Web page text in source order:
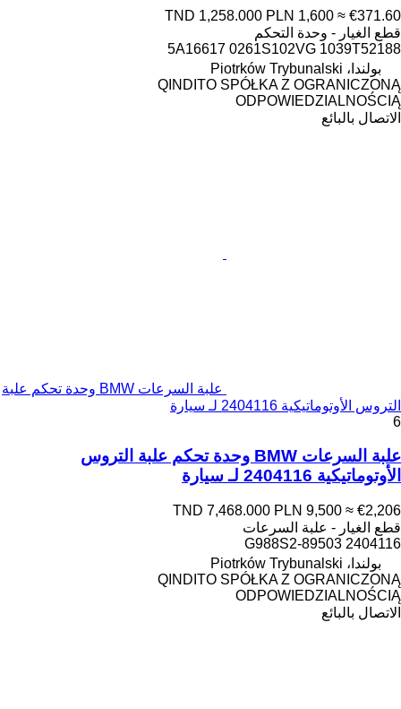
TND 1,258.000 PLN 1,600 ≈ €371.60
قطع الغيار - وحدة التحكم
5A16617 0261S102VG 1039T52188
بولندا، Piotrków Trybunalski
QINDITO SPÓŁKA Z OGRANICZONĄ
ODPOWIEDZIALNOŚCIĄ
الاتصال بالبائع
علبة السرعات BMW وحدة تحكم علبة
التروس الأوتوماتيكية 2404116 لـ سيارة
6
علبة السرعات BMW وحدة تحكم علبة التروس
الأوتوماتيكية 2404116 لـ سيارة
TND 7,468.000 PLN 9,500 ≈ €2,206
قطع الغيار - علبة السرعات
2404116 89503-G988S2
بولندا، Piotrków Trybunalski
QINDITO SPÓŁKA Z OGRANICZONĄ
ODPOWIEDZIALNOŚCIĄ
الاتصال بالبائع